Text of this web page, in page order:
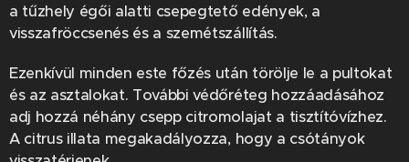
a tűzhely égői alatti csepegtető edények, a
visszafröccsenés és a szemétszállítás.
Ezenkívül minden este főzés után törölje le a pultokat
és az asztalokat. További védőréteg hozzáadásához
adj hozzá néhány csepp citromolajat a tisztítóvízhez.
A citrus illata megakadályozza, hogy a csótányok